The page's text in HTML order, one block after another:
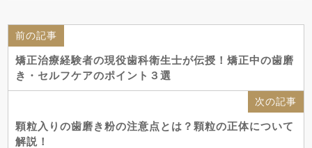
前の記事
矯正治療経験者の現役歯科衛生士が伝授！矯正中の歯磨
き・セルフケアのポイント３選
次の記事
顆粒入りの歯磨き粉の注意点とは？顆粒の正体について
解説！